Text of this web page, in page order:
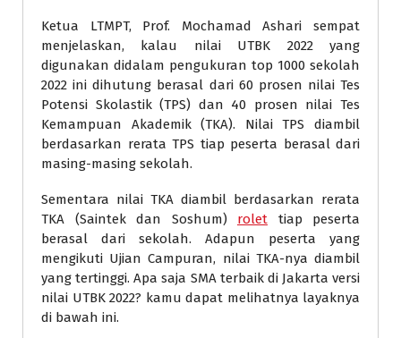
Ketua LTMPT, Prof. Mochamad Ashari sempat
menjelaskan, kalau nilai UTBK 2022 yang
digunakan didalam pengukuran top 1000 sekolah
2022 ini dihutung berasal dari 60 prosen nilai Tes
Potensi Skolastik (TPS) dan 40 prosen nilai Tes
Kemampuan Akademik (TKA). Nilai TPS diambil
berdasarkan rerata TPS tiap peserta berasal dari
masing-masing sekolah.
Sementara nilai TKA diambil berdasarkan rerata
TKA (Saintek dan Soshum) rolet tiap peserta
berasal dari sekolah. Adapun peserta yang
mengikuti Ujian Campuran, nilai TKA-nya diambil
yang tertinggi. Apa saja SMA terbaik di Jakarta versi
nilai UTBK 2022? kamu dapat melihatnya layaknya
di bawah ini.